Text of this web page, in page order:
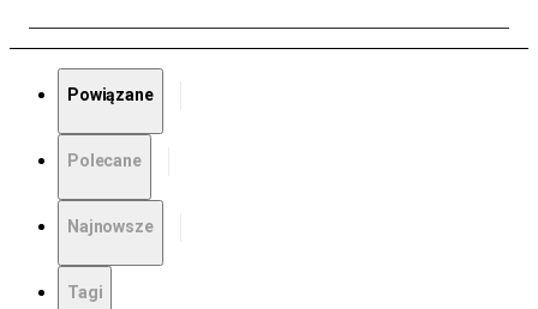
Powiązane
Polecane
Najnowsze
Tagi